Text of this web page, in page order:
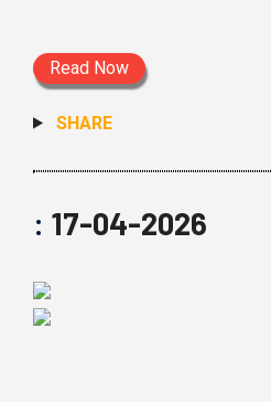
Read Now
SHARE
: 17-04-2026